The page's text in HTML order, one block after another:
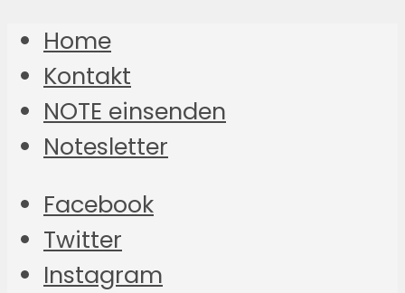
Home
Kontakt
NOTE einsenden
Notesletter
Facebook
Twitter
Instagram